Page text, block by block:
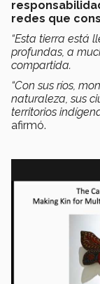
redes que
“Esta tierra está
profundas, a
compartida.
“Con sus ríos,
naturaleza, sus
territorios
afirmó.